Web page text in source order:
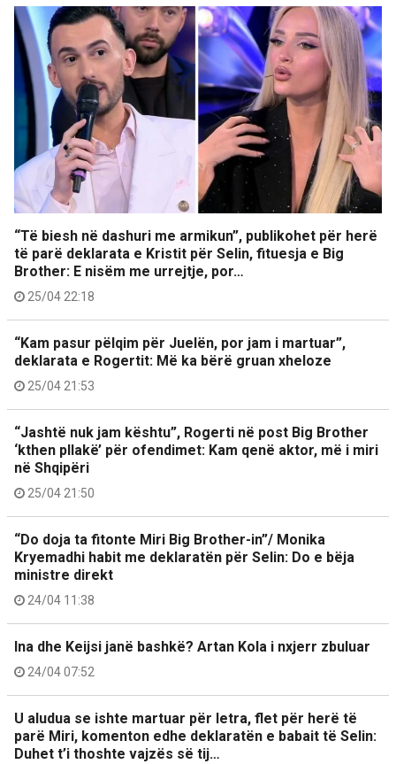
“Të biesh në dashuri me armikun”, publikohet për herë
të parë deklarata e Kristit për Selin, fituesja e Big
Brother: E nisëm me urrejtje, por…
25/04 22:18
“Kam pasur pëlqim për Juelën, por jam i martuar”,
deklarata e Rogertit: Më ka bërë gruan xheloze
25/04 21:53
“Jashtë nuk jam kështu”, Rogerti në post Big Brother
‘kthen pllakë’ për ofendimet: Kam qenë aktor, më i miri
në Shqipëri
25/04 21:50
“Do doja ta fitonte Miri Big Brother-in”/ Monika
Kryemadhi habit me deklaratën për Selin: Do e bëja
ministre direkt
24/04 11:38
Ina dhe Keijsi janë bashkë? Artan Kola i nxjerr zbuluar
24/04 07:52
U aludua se ishte martuar për letra, flet për herë të
parë Miri, komenton edhe deklaratën e babait të Selin:
Duhet t’i thoshte vajzës së tij…